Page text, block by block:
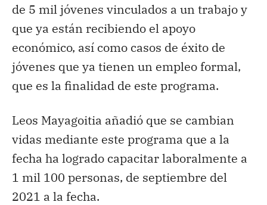
de 5 mil jóvenes vinculados a un trabajo y
que ya están recibiendo el apoyo
económico, así como casos de éxito de
jóvenes que ya tienen un empleo formal,
que es la finalidad de este programa.
Leos Mayagoitia añadió que se cambian
vidas mediante este programa que a la
fecha ha logrado capacitar laboralmente a
1 mil 100 personas, de septiembre del
2021 a la fecha.